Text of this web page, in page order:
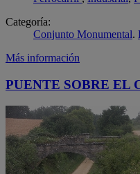
Categoría:
Conjunto Monumental.
Más información
PUENTE SOBRE EL